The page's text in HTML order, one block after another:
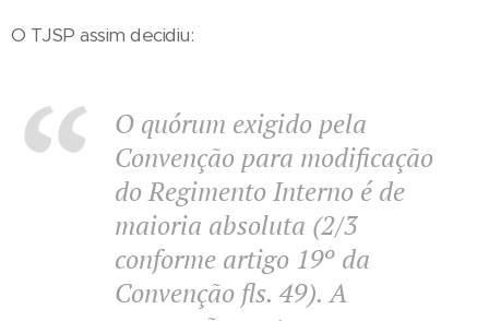
O TJSP assim decidiu:
O quórum exigido pela
Convenção para modificação
do Regimento Interno é de
maioria absoluta (2/3
conforme artigo 19º da
Convenção fls. 49). A